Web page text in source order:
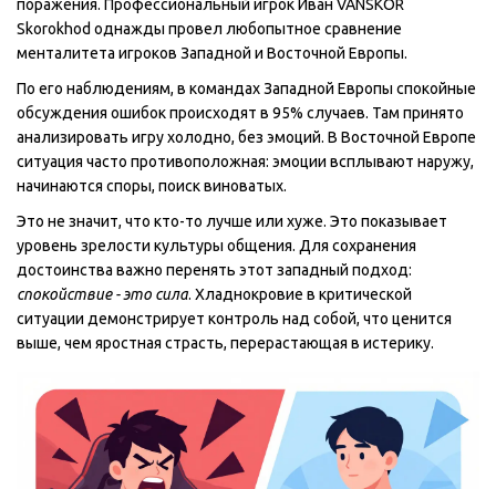
поражения. Профессиональный игрок Иван VANSKOR
Skorokhod однажды провел любопытное сравнение
менталитета игроков Западной и Восточной Европы.
По его наблюдениям, в командах Западной Европы спокойные
обсуждения ошибок происходят в 95% случаев. Там принято
анализировать игру холодно, без эмоций. В Восточной Европе
ситуация часто противоположная: эмоции всплывают наружу,
начинаются споры, поиск виноватых.
Это не значит, что кто-то лучше или хуже. Это показывает
уровень зрелости культуры общения. Для сохранения
достоинства важно перенять этот западный подход:
спокойствие - это сила. Хладнокровие в критической
ситуации демонстрирует контроль над собой, что ценится
выше, чем яростная страсть, перерастающая в истерику.